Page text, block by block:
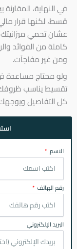
في النهاية،
قسط، لكنها قرار
عشان تحمي
كاملة من الفوائد
ومن غير مفاجآت.
ولو محتاج مساعدة
تقسيط يناسب
كل التفاصيل
الاسم
رقم الهاتف
البريد الإلكتروني